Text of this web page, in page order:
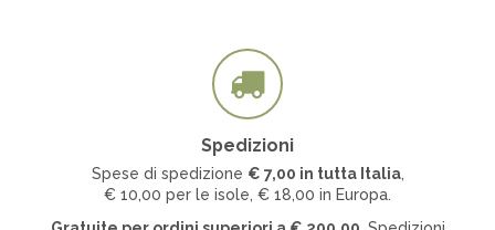
Spedizioni
Spese di spedizione € 7,00 in tutta Italia,
€ 10,00 per le isole, € 18,00 in Europa.